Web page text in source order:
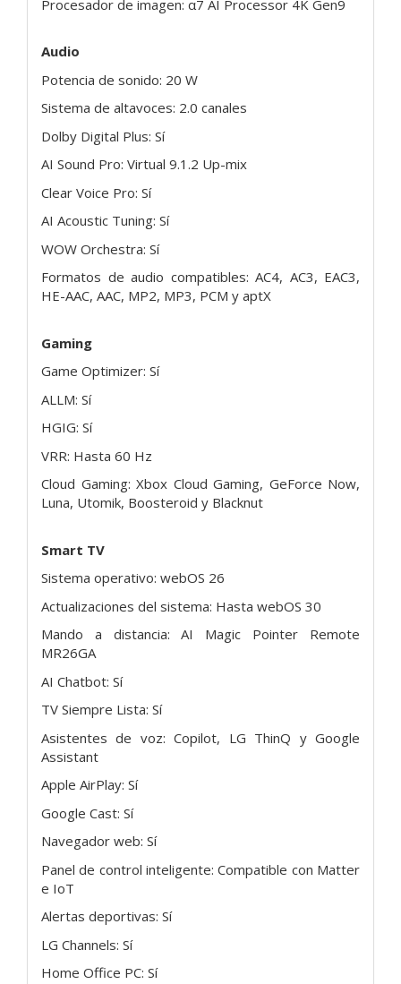
Procesador de imagen: α7 AI Processor 4K Gen9
Audio
Potencia de sonido: 20 W
Sistema de altavoces: 2.0 canales
Dolby Digital Plus: Sí
AI Sound Pro: Virtual 9.1.2 Up-mix
Clear Voice Pro: Sí
AI Acoustic Tuning: Sí
WOW Orchestra: Sí
Formatos de audio compatibles: AC4, AC3, EAC3,
HE-AAC, AAC, MP2, MP3, PCM y aptX
Gaming
Game Optimizer: Sí
ALLM: Sí
HGIG: Sí
VRR: Hasta 60 Hz
Cloud Gaming: Xbox Cloud Gaming, GeForce Now,
Luna, Utomik, Boosteroid y Blacknut
Smart TV
Sistema operativo: webOS 26
Actualizaciones del sistema: Hasta webOS 30
Mando a distancia: AI Magic Pointer Remote
MR26GA
AI Chatbot: Sí
TV Siempre Lista: Sí
Asistentes de voz: Copilot, LG ThinQ y Google
Assistant
Apple AirPlay: Sí
Google Cast: Sí
Navegador web: Sí
Panel de control inteligente: Compatible con Matter
e IoT
Alertas deportivas: Sí
LG Channels: Sí
Home Office PC: Sí